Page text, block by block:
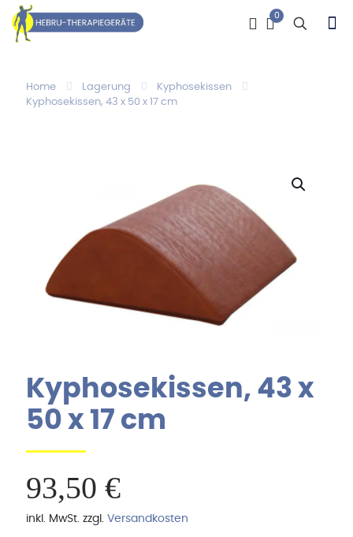
0
Home Lagerung
Kyphosekissen
Kyphosekissen, 43 x 50 x 17 cm
Kyphosekissen, 43 x
50 x 17 cm
93,50 €
inkl. MwSt. zzgl. Versandkosten